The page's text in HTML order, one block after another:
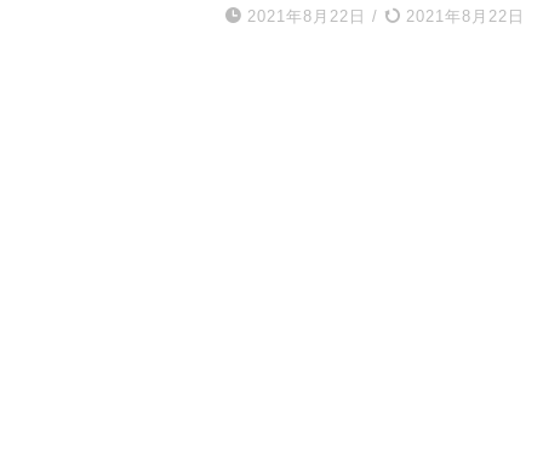
2021年8月22日 / 2021年8月22日